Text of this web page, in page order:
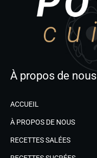
À propos de nous
ACCUEIL
À PROPOS DE NOUS
RECETTES SALÉES